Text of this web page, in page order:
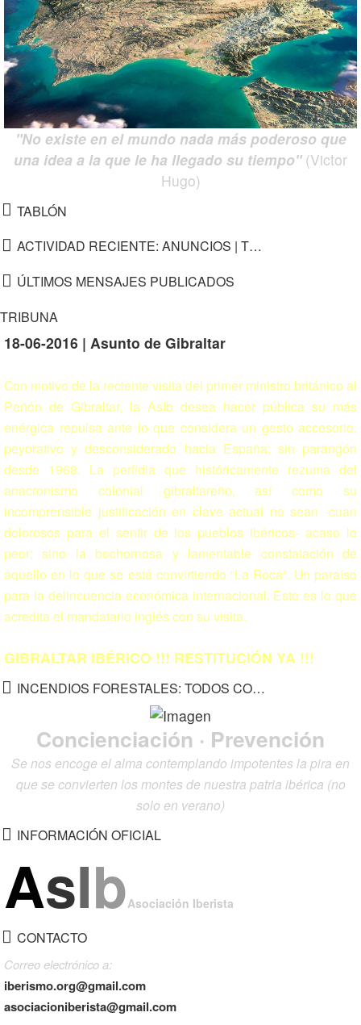
"No existe en el mundo nada más poderoso que
una idea a la que le ha llegado su tiempo"(Victor
Hugo)
TABLÓN
ACTIVIDAD RECIENTE: ANUNCIOS | TEMAS POPULARES | NUEVOS TEMAS
ÚLTIMOS MENSAJES PUBLICADOS
TRIBUNA
18-06-2016 | Asunto de Gibraltar
Con motivo de la reciente visita del primer ministro británico al
Peñón de Gibraltar, la AsIb desea hacer pública su más
enérgica repulsa ante lo que considera un gesto accesorio,
peyorativo y desconsiderado hacia España; sin parangón
desde 1968. La perfidia que históricamente rezuma del
anacronismo colonial gibraltareño, así como su
incomprensible justificación en clave actual no sean -cuan
dolorosos para el sentir de los pueblos ibéricos- acaso lo
peor; sino la bochornosa y lamentable constatación de
aquello en lo que se está convirtiendo “La Roca”. Un paraíso
para la delincuencia económica internacional. Esto es lo que
acredita el mandatario inglés con su visita.
GIBRALTAR IBÉRICO !!! RESTITUCIÓN YA !!!
INCENDIOS FORESTALES: TODOS CONTRA EL FUEGO !!!
Concienciación · Prevención
Se nos encoge el alma contemplando impotentes la pira en
que se convierten los montes de nuestra patria ibérica (no
solo en verano)
INFORMACIÓN OFICIAL
AsIbAsociación Iberista
CONTACTO
Correo electrónico a:
iberismo.org@gmail.com
asociacioniberista@gmail.com